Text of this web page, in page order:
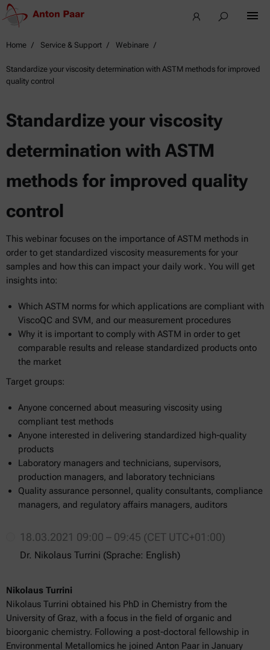
Home Service & Support Webinare
Standardize your viscosity determination with ASTM methods for improved
quality control
Standardize your viscosity
determination with ASTM
methods for improved quality
control
This webinar focuses on the importance of ASTM methods in
order to get standardized viscosity measurements for your
samples and how this can impact your daily work. You will get
insights into:
Which ASTM norms for which applications are compliant with
ViscoQC and SVM, and our measurement procedures
Why it is important to comply with ASTM in order to get
comparable results and release standardized products onto
the market
Target groups:
Anyone concerned about measuring viscosity using
compliant test methods
Anyone interested in delivering standardized high-quality
products
Laboratory managers and technicians, supervisors,
production managers, and laboratory technicians
Quality assurance personnel, quality consultants, compliance
managers, and regulatory affairs managers, auditors
18.03.2021 09:00 – 09:45 (CET UTC+01:00)
Dr. Nikolaus Turrini (Sprache: English)
Nikolaus Turrini
Nikolaus Turrini obtained his PhD in Chemistry from the
University of Graz, with a focus in the field of organic and
bioorganic chemistry. Following a post-doctoral fellowship in
Environmental Metallomics he joined Anton Paar in January